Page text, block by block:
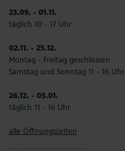
23.09. - 01.11.
täglich 10 - 17 Uhr
02.11. - 25.12.
Montag - Freitag geschlossen
Samstag und Sonntag 11 - 16 Uhr
26.12. - 03.01.
täglich 11 - 16 Uhr
alle Öffnungszeiten